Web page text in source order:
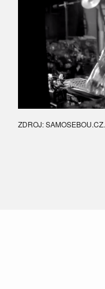
ZDROJ: SAMOSEBOU.CZ.